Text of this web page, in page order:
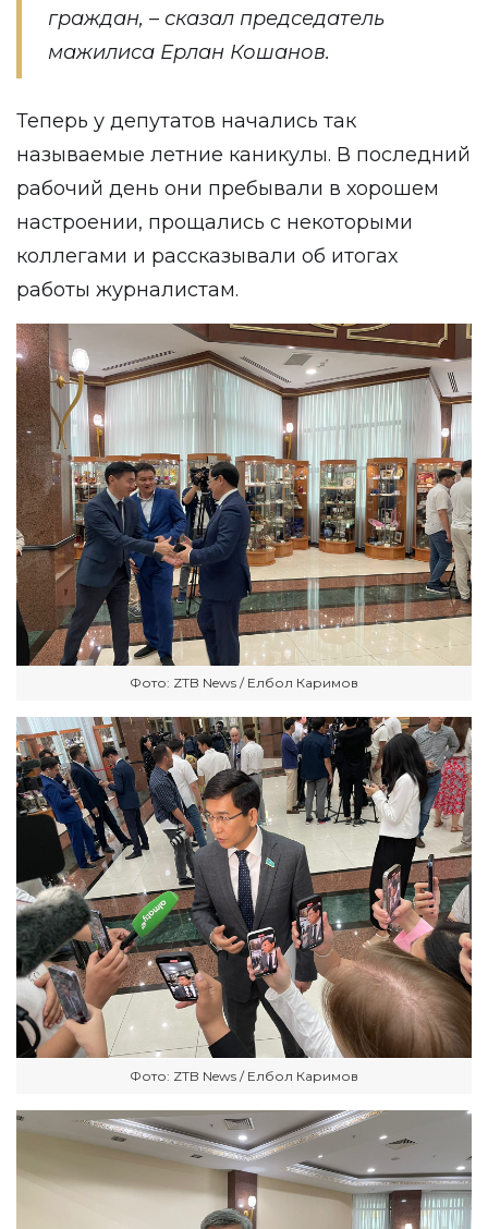
граждан, – сказал председатель
мажилиса Ерлан Кошанов.
Теперь у депутатов начались так
называемые летние каникулы. В последний
рабочий день они пребывали в хорошем
настроении, прощались с некоторыми
коллегами и рассказывали об итогах
работы журналистам.
Фото: ZTB News / Елбол Каримов
Фото: ZTB News / Елбол Каримов